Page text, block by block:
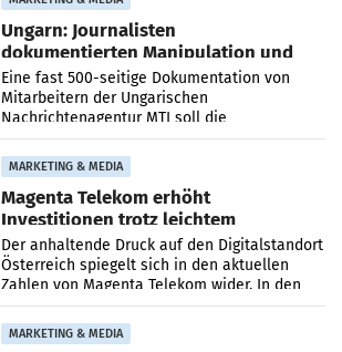
Ungarn: Journalisten
dokumentierten Manipulation und
Zensur
Eine fast 500-seitige Dokumentation von
Mitarbeitern der Ungarischen
Nachrichtenagentur MTI soll die
systematische Nachrichten-Manipulation und
Zensur bei der Agentur während der Zeit
MARKETING & MEDIA
Magenta Telekom erhöht
Investitionen trotz leichtem
Umsatzrückgang
Der anhaltende Druck auf den Digitalstandort
Österreich spiegelt sich in den aktuellen
Zahlen von Magenta Telekom wider. In den
ersten sechs Monaten des laufenden Jahres
verzeichnete
MARKETING & MEDIA